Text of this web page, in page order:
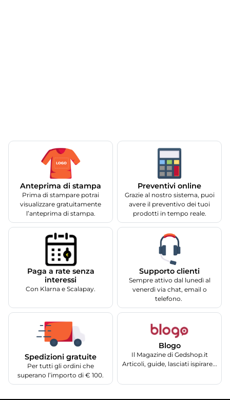
Anteprima di stampa
Prima di stampare potrai
visualizzare gratuitamente
l’anteprima di stampa.
Preventivi online
Grazie al nostro sistema, puoi
avere il preventivo dei tuoi
prodotti in tempo reale.
Paga a rate senza
interessi
Con Klarna e Scalapay.
Supporto clienti
Sempre attivo dal lunedì al
venerdì via chat, email o
telefono.
Spedizioni gratuite
Per tutti gli ordini che
superano l’importo di € 100.
Blogo
Il Magazine di Gedshop.it
Articoli, guide, lasciati ispirare...